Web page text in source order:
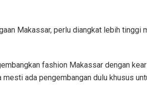
Makassar, perlu diangkat lebih tinggi
fashion Makassar dengan
ada pengembangan dulu khusus